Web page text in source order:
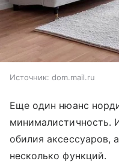
Источник: dom.mail.ru
Еще один нюанс
минималистичность.
обилия аксессуаров,
несколько функций.